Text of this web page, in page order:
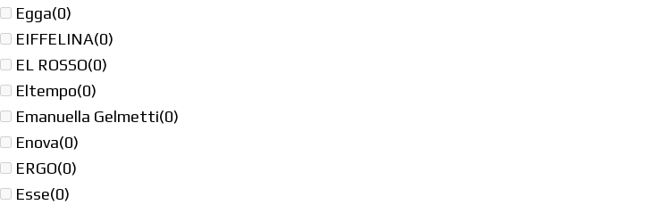
Egga(0)
EIFFELINA(0)
EL ROSSO(0)
Eltempo(0)
Emanuella Gelmetti(0)
Enova(0)
ERGO(0)
Esse(0)